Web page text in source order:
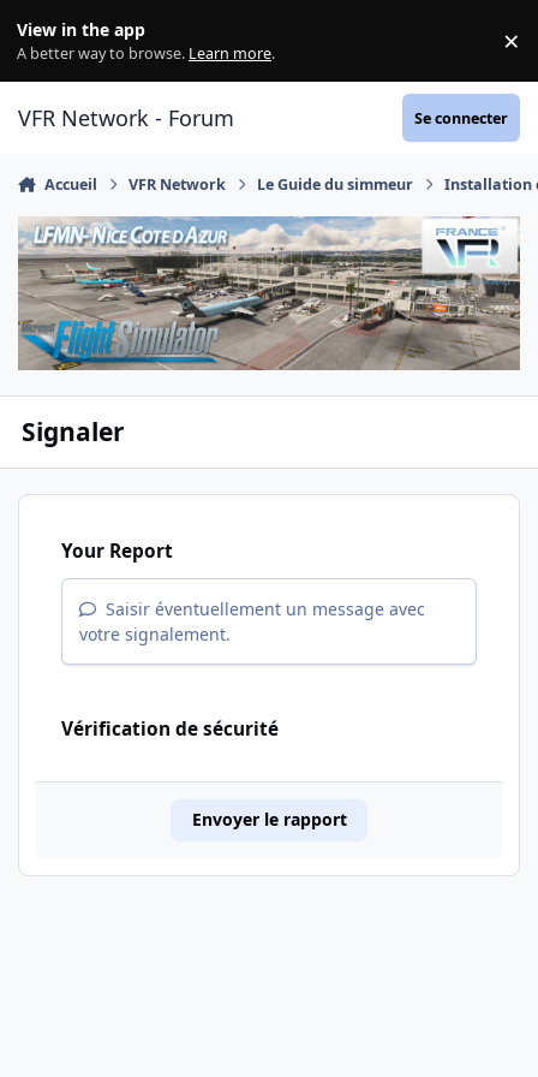
View in the app
A better way to browse. Learn more. ×
VFR Network - Forum Se connecter
Accueil VFR Network Le Guide du simmeur Installation
Signaler
Your Report
Saisir éventuellement un message avec
votre signalement.
Vérification de sécurité
Envoyer le rapport